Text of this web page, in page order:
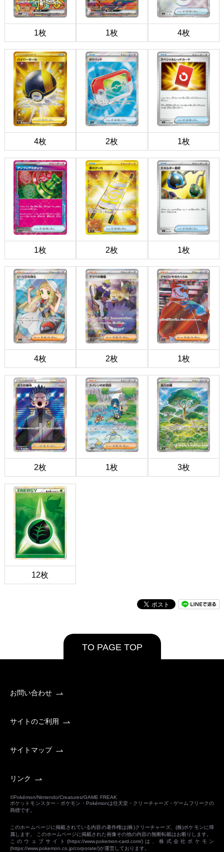
1枚 1枚 4枚
4枚 2枚 1枚
1枚 2枚 1枚
4枚 2枚 1枚
2枚 1枚 3枚
12枚
TO PAGE TOP
お問い合わせ
サイトのご利用
サイトマップ
リンク
©Pokémon/Nintendo/Creatures/GAME FREAK
ポケットモンスター・ポケモン・Pokémonは任天堂・クリーチャーズ・ゲームフリークの
商標です。
このホームページに掲載されている内容の著作権は(株)クリーチャーズ、(株)ポケモンに帰
属します。 このホームページに掲載された画像その他の内容の無断転載はお断りします。
このウェブサイト(https://www.pokemon-card.com/)は、株式会社ポケモン
(https://www.pokemon.co.jp/corporate/)が運営しております。